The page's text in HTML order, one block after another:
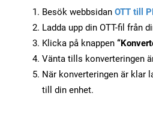
Besök webbsidan OTT till
Ladda upp din OTT-fil från
Klicka på knappen
Vänta tills konverteringen
När konverteringen är klar
till din enhet.